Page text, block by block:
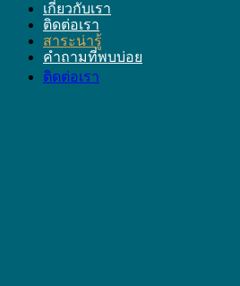
เกี่ยวกับเรา
ติดต่อเรา
สาระน่ารู้
คำถามที่พบบ่อย
ติดต่อเรา